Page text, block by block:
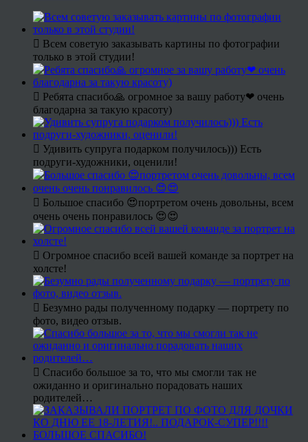
Всем советую заказывать картины по фотографии
только в этой студии!
Ребята спасибо🙏 огромное за вашу работу❤ очень
благодарна за такую красоту)
Удивить супруга подарком получилось))) Есть
подруги-художники, оценили!
Большое спасибо 😍портретом очень довольны, всем
очень очень понравилось 😍😍
Огромное спасибо всей вашей команде за портрет на
холсте!
Безумно рады полученному подарку — портрету по
фото, видео отзыв.
Спасибо большое за то, что мы смогли так не
ожиданно и оригинально порадовать наших
родителей…